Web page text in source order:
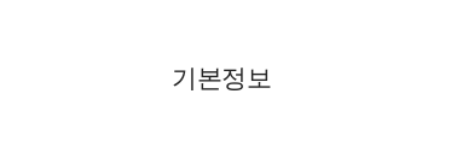
기본정보